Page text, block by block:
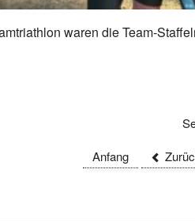
waren die Team-
Anfang